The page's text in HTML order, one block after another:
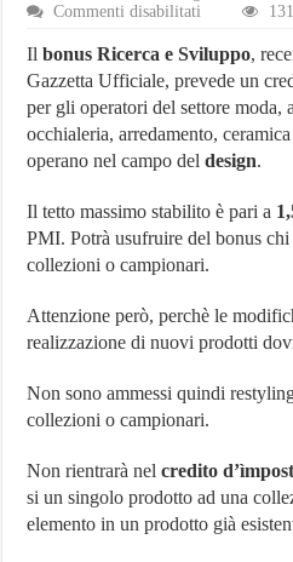
Commenti disabilitati
e
design:
bonus
6%
per
le
nuove
Ilbonus Ricerca e Sviluppo,
Gazzetta Ufficiale, prevede un
per gli operatori del settore moda,
occhialeria, arredamento,
operano nel campo deldesign.
Il tetto massimo stabilito è pari a
PMI. Potrà usufruire del bonus
collezioni o campionari.
Attenzione però, perchè le
realizzazione di nuovi prodotti
Non sono ammessi quindi
collezioni o campionari.
Non rientrarà nelcredito
si un singolo prodotto ad una
elemento in un prodotto già